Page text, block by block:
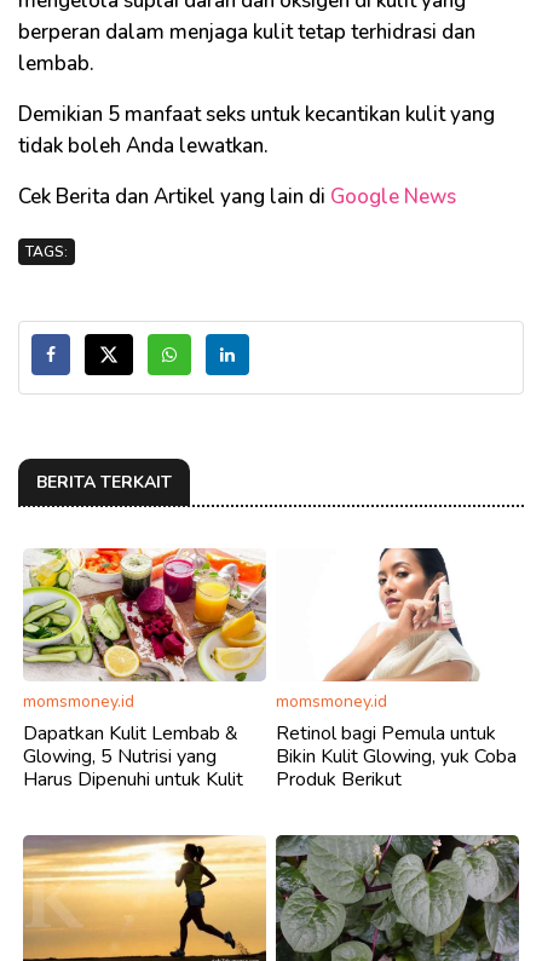
berperan dalam menjaga kulit tetap terhidrasi dan
lembab.
Demikian 5 manfaat seks untuk kecantikan kulit yang
tidak boleh Anda lewatkan.
Cek Berita dan Artikel yang lain di Google News
TAGS:
BERITA TERKAIT
momsmoney.id
Dapatkan Kulit Lembab &
Glowing, 5 Nutrisi yang
Harus Dipenuhi untuk Kulit
momsmoney.id
Retinol bagi Pemula untuk
Bikin Kulit Glowing, yuk Coba
Produk Berikut